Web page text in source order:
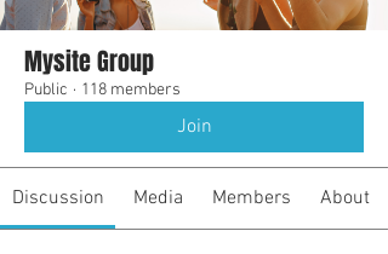
Mysite Group
Public · 118 members
Join
Discussion Media Members About